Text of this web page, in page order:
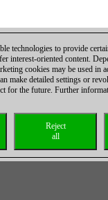
technologies to provide
interest-oriented content.
cookies may be used in
make detailed settings or
for the future. Further
Reject
all